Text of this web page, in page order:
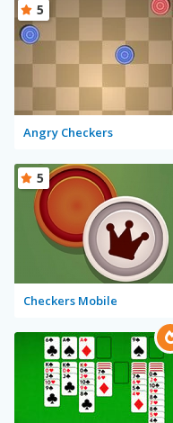
Angry Checkers
5
Checkers Mobile
5